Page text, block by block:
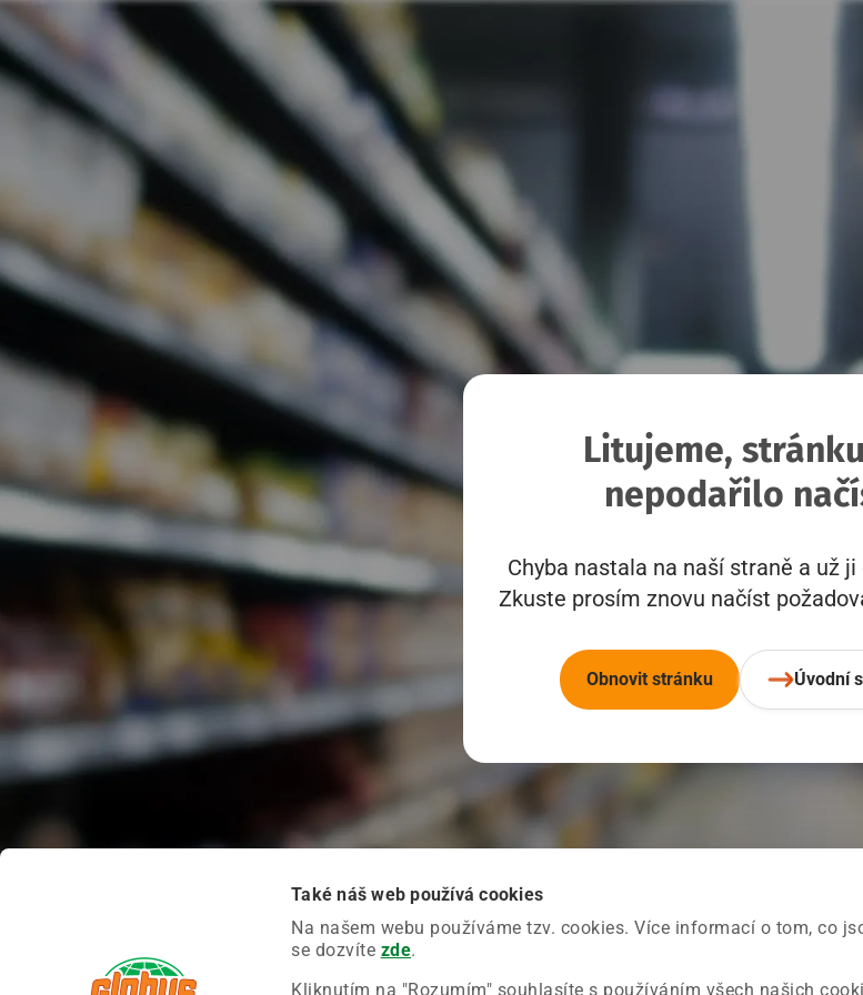
Také náš web používá cookies
Na našem webu používáme tzv. cookies. Více informací o tom, co
se dozvíte zde.
Kliknutím na "Rozumím" souhlasíte s používáním všech našich
Litujeme,
nepodařilo
Chyba nastala na naší straně a už
Zkuste prosím znovu načíst
Obnovit stránku Úvodní